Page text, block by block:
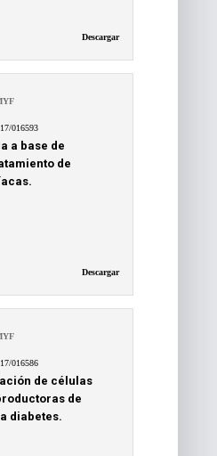
Descargar
016593
a base de
de
Descargar
016586
de células
de
diabetes.